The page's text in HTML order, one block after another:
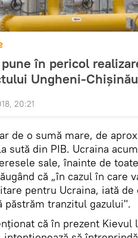
în pericol
Ungheni-Chișinău
20:21
de o sumă mare, de
sută din PIB. Ucraina
sale, înainte de
că „în cazul în care
pentru Ucraina, iată
păstrăm tranzitul gazului".
că în prezent Kievul